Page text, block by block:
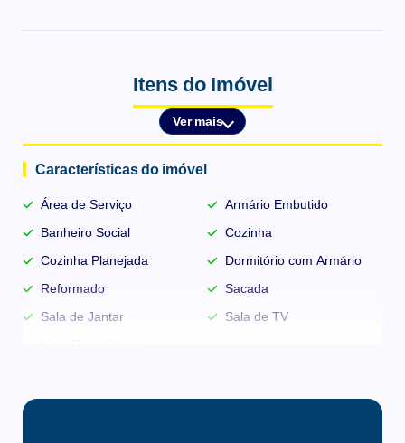
Itens do Imóvel
Ver mais
Características do imóvel
Área de Serviço
Armário Embutido
Banheiro Social
Cozinha
Cozinha Planejada
Dormitório com Armário
Reformado
Sacada
Sala de Jantar
Sala de TV
Infraestrutura do condomínio